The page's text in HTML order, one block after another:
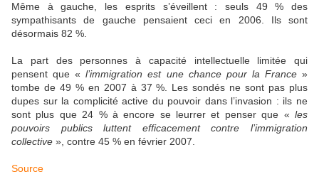
Même à gauche, les esprits s’éveillent : seuls 49 % des
sympathisants de gauche pensaient ceci en 2006. Ils sont
désormais 82 %.
La part des personnes à capacité intellectuelle limitée qui
pensent que «l’immigration est une chance pour la France»
tombe de 49 % en 2007 à 37 %. Les sondés ne sont pas plus
dupes sur la complicité active du pouvoir dans l’invasion : ils ne
sont plus que 24 % à encore se leurrer et penser que « les
pouvoirs publics luttent efficacement contre l’immigration
collective », contre 45 % en février 2007.
Source